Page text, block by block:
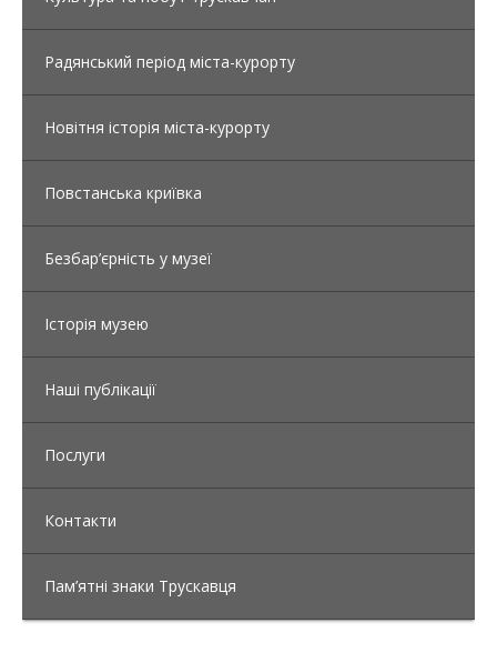
Радянський період міста-курорту
Новітня історія міста-курорту
Повстанська криївка
Безбар’єрність у музеї
Історія музею
Наші публікації
Послуги
Контакти
Пам’ятні знаки Трускавця